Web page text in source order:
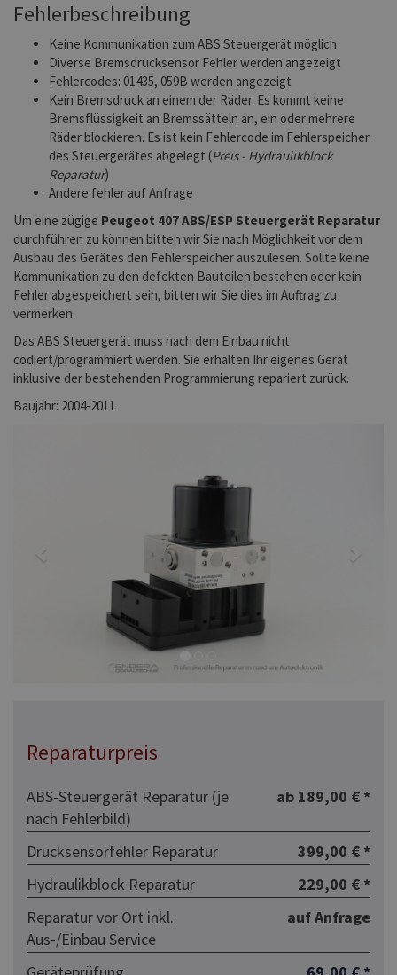
Fehlerbeschreibung
Keine Kommunikation zum ABS Steuergerät möglich
Diverse Bremsdrucksensor Fehler werden angezeigt
Fehlercodes: 01435, 059B werden angezeigt
Kein Bremsdruck an einem der Räder. Es kommt keine
Bremsflüssigkeit an Bremssätteln an, ein oder mehrere
Räder blockieren. Es ist kein Fehlercode im Fehlerspeicher
des Steuergerätes abgelegt (Preis - Hydraulikblock
Reparatur)
Andere fehler auf Anfrage
Um eine zügige Peugeot 407 ABS/ESP Steuergerät Reparatur
durchführen zu können bitten wir Sie nach Möglichkeit vor dem
Ausbau des Gerätes den Fehlerspeicher auszulesen. Sollte keine
Kommunikation zu den defekten Bauteilen bestehen oder kein
Fehler abgespeichert sein, bitten wir Sie dies im Auftrag zu
vermerken.
Das ABS Steuergerät muss nach dem Einbau nicht
codiert/programmiert werden. Sie erhalten Ihr eigenes Gerät
inklusive der bestehenden Programmierung repariert zurück.
Baujahr: 2004-2011
Reparaturpreis
ABS-Steuergerät Reparatur (je
nach Fehlerbild)
ab 189,00 € *
Drucksensorfehler Reparatur
399,00 € *
Hydraulikblock Reparatur
229,00 € *
Reparatur vor Ort inkl.
Aus-/Einbau Service
auf Anfrage